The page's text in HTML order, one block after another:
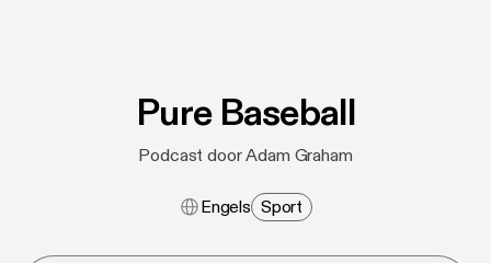
Pure Baseball
Podcast door Adam Graham
Engels Sport